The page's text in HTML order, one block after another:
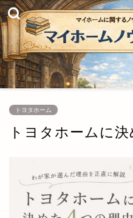
トヨタホーム
トヨタホームに